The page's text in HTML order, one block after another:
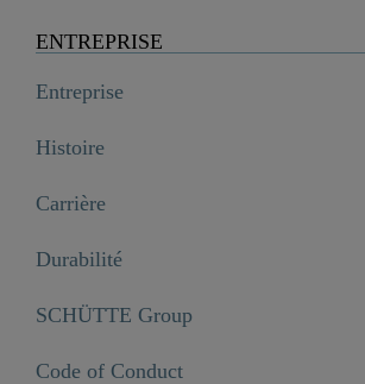
ENTREPRISE
Entreprise
Histoire
Carrière
Durabilité
SCHÜTTE Group
Code of Conduct